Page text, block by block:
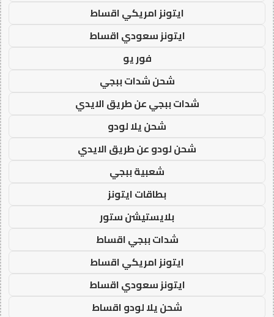
ايتونز امريكي اقساط
ايتونز سعودي اقساط
فور يو
شحن شدات ببجي
شدات ببجي عن طريق الايدي
شحن يلا لودو
شحن لودو عن طريق الايدي
شعبية ببجي
بطاقات ايتونز
بلايستيشن ستور
شدات ببجي اقساط
ايتونز امريكي اقساط
ايتونز سعودي اقساط
شحن يلا لودو اقساط